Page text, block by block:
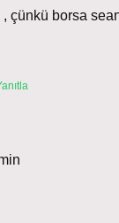
çünkü borsa